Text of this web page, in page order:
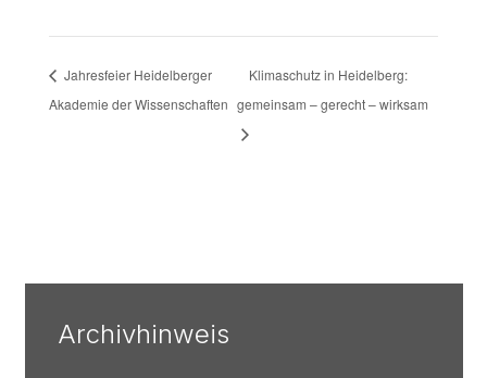
Jahresfeier Heidelberger
Akademie der Wissenschaften
Klimaschutz in Heidelberg:
gemeinsam – gerecht – wirksam
Archivhinweis